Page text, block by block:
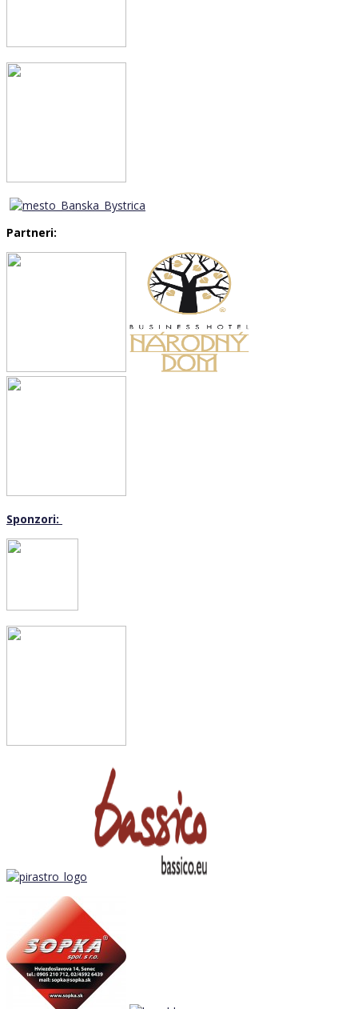
Partneri:
Sponzori: